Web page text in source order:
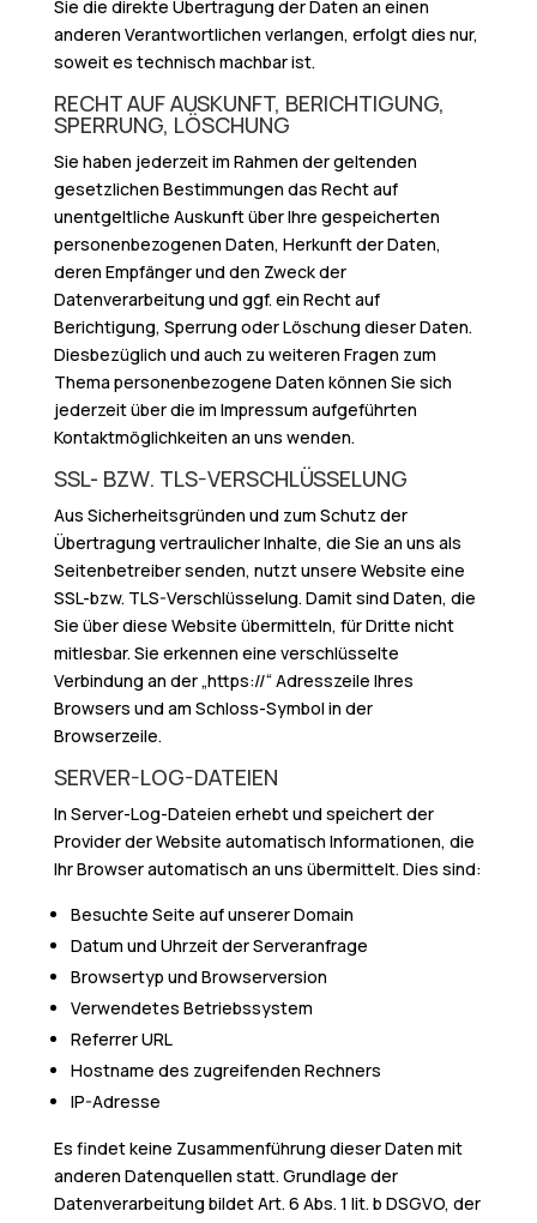
Sie die direkte Übertragung der Daten an einen
anderen Verantwortlichen verlangen, erfolgt dies nur,
soweit es technisch machbar ist.
RECHT AUF AUSKUNFT, BERICHTIGUNG,
SPERRUNG, LÖSCHUNG
Sie haben jederzeit im Rahmen der geltenden
gesetzlichen Bestimmungen das Recht auf
unentgeltliche Auskunft über Ihre gespeicherten
personenbezogenen Daten, Herkunft der Daten,
deren Empfänger und den Zweck der
Datenverarbeitung und ggf. ein Recht auf
Berichtigung, Sperrung oder Löschung dieser Daten.
Diesbezüglich und auch zu weiteren Fragen zum
Thema personenbezogene Daten können Sie sich
jederzeit über die im Impressum aufgeführten
Kontaktmöglichkeiten an uns wenden.
SSL- BZW. TLS-VERSCHLÜSSELUNG
Aus Sicherheitsgründen und zum Schutz der
Übertragung vertraulicher Inhalte, die Sie an uns als
Seitenbetreiber senden, nutzt unsere Website eine
SSL-bzw. TLS-Verschlüsselung. Damit sind Daten, die
Sie über diese Website übermitteln, für Dritte nicht
mitlesbar. Sie erkennen eine verschlüsselte
Verbindung an der „https://“ Adresszeile Ihres
Browsers und am Schloss-Symbol in der
Browserzeile.
SERVER-LOG-DATEIEN
In Server-Log-Dateien erhebt und speichert der
Provider der Website automatisch Informationen, die
Ihr Browser automatisch an uns übermittelt. Dies sind:
Besuchte Seite auf unserer Domain
Datum und Uhrzeit der Serveranfrage
Browsertyp und Browserversion
Verwendetes Betriebssystem
Referrer URL
Hostname des zugreifenden Rechners
IP-Adresse
Es findet keine Zusammenführung dieser Daten mit
anderen Datenquellen statt. Grundlage der
Datenverarbeitung bildet Art. 6 Abs. 1 lit. b DSGVO, der